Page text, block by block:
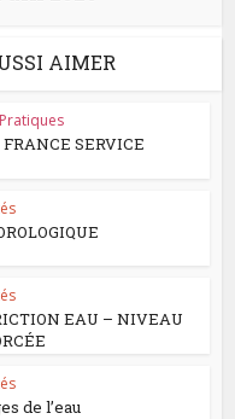
AIMER
SERVICE
EAU – NIVEAU
de l’eau